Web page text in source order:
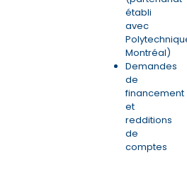
établi
avec
Montréal)
Demandes
de
financement
et
redditions
de
comptes